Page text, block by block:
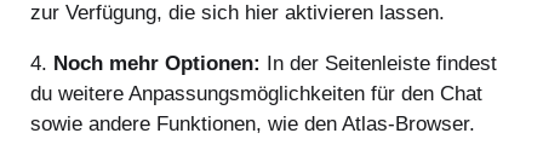
zur Verfügung, die sich hier aktivieren lassen.
4. Noch mehr Optionen:
In der Seitenleiste findest
du weitere Anpassungsmöglichkeiten für den Chat
sowie andere Funktionen, wie den Atlas-Browser.